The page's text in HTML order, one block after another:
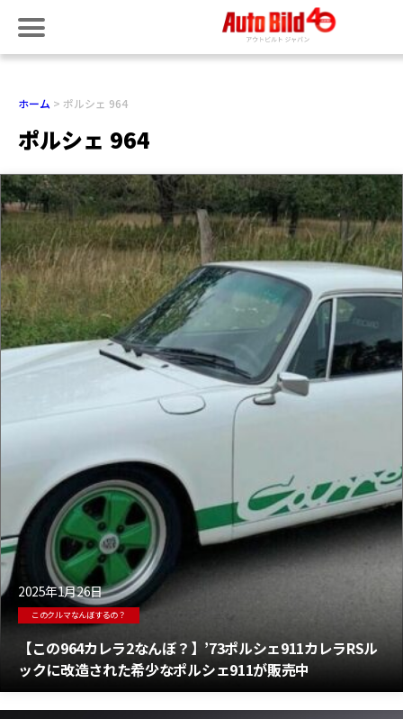
ホーム ポルシェ 964
ポルシェ 964
2025年1月26日
このクルマなんぼするの？
【この964カレラ2なんぼ？】’73ポルシェ911カレラRSル
ックに改造された希少なポルシェ911が販売中